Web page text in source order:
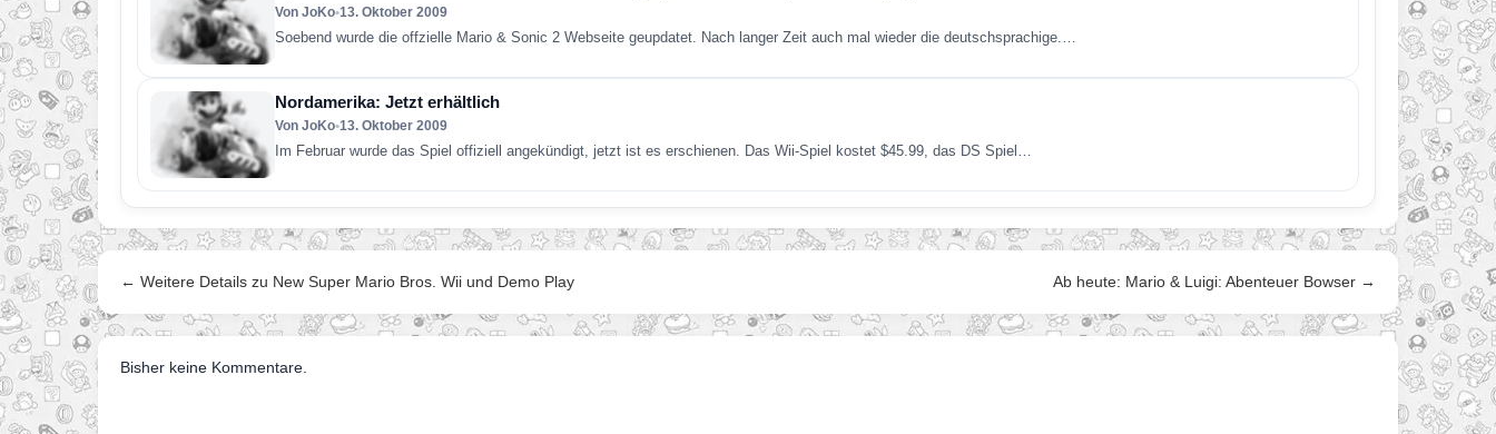
Von JoKo•13. Oktober 2009
Soebend wurde die offzielle Mario & Sonic 2 Webseite geupdatet. Nach langer Zeit auch mal wieder die deutschsprachige.…
Nordamerika: Jetzt erhältlich
Von JoKo•13. Oktober 2009
Im Februar wurde das Spiel offiziell angekündigt, jetzt ist es erschienen. Das Wii-Spiel kostet $45.99, das DS Spiel…
← Weitere Details zu New Super Mario Bros. Wii und Demo Play Ab heute: Mario & Luigi: Abenteuer Bowser →
Bisher keine Kommentare.